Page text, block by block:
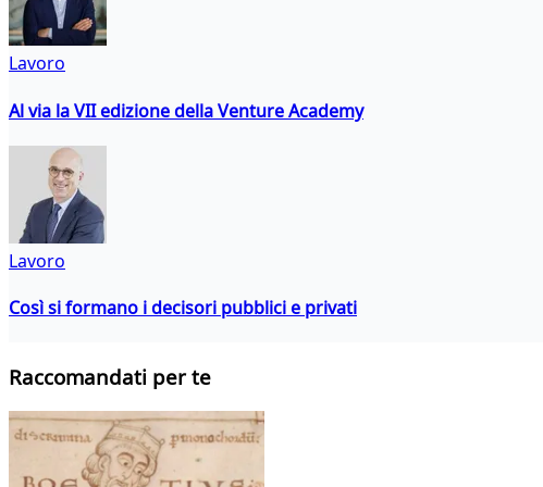
Lavoro
Al via la VII edizione della Venture Academy
Lavoro
Così si formano i decisori pubblici e privati
Raccomandati per te